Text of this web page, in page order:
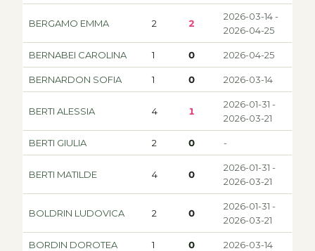
BERGAMO EMMA 2 2
2026-03-14 -
2026-04-25
BERNABEI CAROLINA 1 0 2026-04-25
BERNARDON SOFIA 1 0 2026-03-14
BERTI ALESSIA 4 1
2026-01-31 -
2026-03-21
BERTI GIULIA 2 0 -
BERTI MATILDE 4 0
2026-01-31 -
2026-03-21
BOLDRIN LUDOVICA 2 0
2026-01-31 -
2026-03-21
BORDIN DOROTEA 1 0 2026-03-14